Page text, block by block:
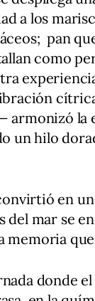
a los
pan
como
armonizó la
un hilo
en
del mar se
memoria
donde